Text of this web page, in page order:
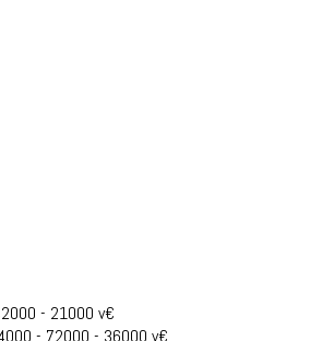
- 21000 v€
- 72000 - 36000 v€